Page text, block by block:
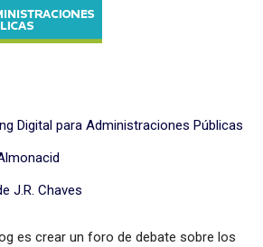
Digital para Administraciones Públicas
J.R. Chaves
es crear un foro de debate sobre los